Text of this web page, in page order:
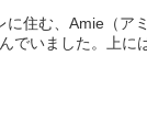
住む、Amie（ア
でいました。上